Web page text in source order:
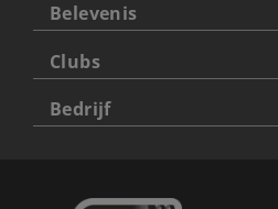
Belevenis
Clubs
Bedrijf